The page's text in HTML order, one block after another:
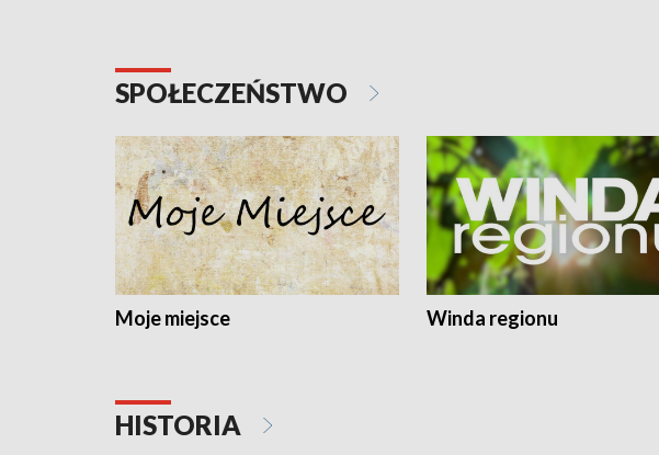
SPOŁECZEŃSTWO
Moje miejsce Winda regionu
HISTORIA